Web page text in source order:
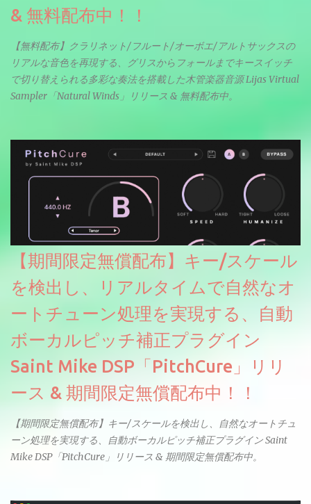
& 無料配布中！！
【無料配布】クラリネット/フルート/オーボエ/アルトサックスの
リアルな音色を再現する、グリスからフォールまでキースイッチ
で切り替えられる多彩な奏法を搭載した木管楽器音源 Lijas Virtual
Sampler「Natural Winds」リリース & 無料配布中。
【期間限定無償配布】キー/スケール
を検出し、リアルタイムで自然なオ
ートチューン処理を実現する、自動
ボーカルピッチ補正プラグイン
Saint Mike DSP「PitchCure」リリ
ース & 期間限定無償配布中！！
【期間限定無償配布】キー/スケールを検出し、自然なオートチュ
ーン処理を実現する、自動ボーカルピッチ補正プラグイン Saint
Mike DSP「PitchCure」リリース & 期間限定無償配布中。